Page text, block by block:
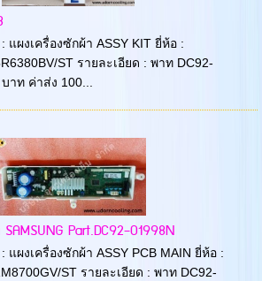
แผงเครื่องซักผ้า ASSY KIT ยี่ห้อ :
ST รายละเอียด : พาท DC92-
าท ค่าส่ง 100...
Part.DC92-01998N
แผงเครื่องซักผ้า ASSY PCB MAIN ยี่ห้อ :
ST รายละเอียด : พาท DC92-